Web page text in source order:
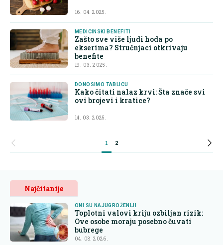
16. 04. 2025.
MEDICINSKI BENEFITI
Zašto sve više ljudi hoda po
ekserima? Stručnjaci otkrivaju
benefite
19. 03. 2025.
DONOSIMO TABLICU
Kako čitati nalaz krvi: Šta znače svi
ovi brojevi i kratice?
14. 03. 2025.
1 2
Najčitanije
ONI SU NAJUGROŽENIJI
Toplotni valovi kriju ozbiljan rizik:
Ove osobe moraju posebno čuvati
bubrege
04. 08. 2026.